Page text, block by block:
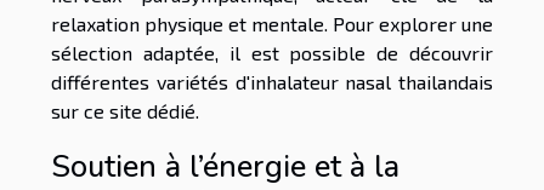
relaxation physique et mentale. Pour explorer une
sélection adaptée, il est possible de découvrir
différentes variétés d'inhalateur nasal thailandais
sur ce site dédié.
Soutien à l’énergie et à la